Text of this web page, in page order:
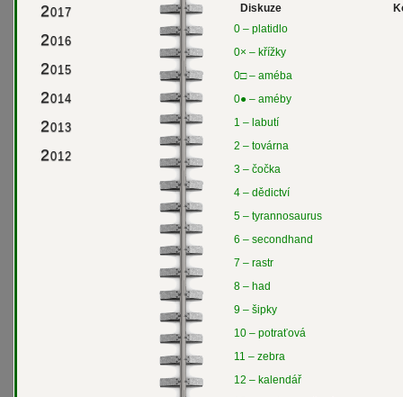
2017
2016
2015
2014
2013
2012
Diskuze
0 – platidlo
0× – křížky
0□ – améba
0● – améby
1 – labutí
2 – továrna
3 – čočka
4 – dědictví
5 – tyrannosaurus
6 – secondhand
7 – rastr
8 – had
9 – šipky
10 – potraťová
11 – zebra
12 – kalendář